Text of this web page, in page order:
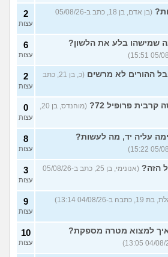
מה
6
עצות
(אלי, בן
9
עצות
ראשון 3
עצות
(רואי, בן
8
עצות
בת 21)
17
עצות
חדשות במדור
(בן אדם, בן 18, כתב ב-05/08/26
2
עצות
שמישהו בלע את הלשון? 6
עצות
ההורים לא מרשים
(כ, בן 21, כתב
2
עצות
פרופיל 72?
(מוהנדס, בן 20,
0
עצות
עליה יד, מה לעשות? 8
עצות
הזה?
(אנונימי, בן 25, כתב ב-05/08/26
3
עצות
ב-04/08/26 13:14) 9
עצות
למצוא מטרה מספקת? 10
עצות